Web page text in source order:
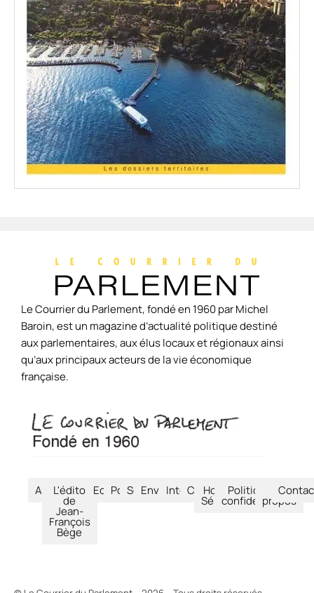
Le Courrier du Parlement, fondé en 1960 par Michel
Baroin, est un magazine d’actualité politique destiné
aux parlementaires, aux élus locaux et régionaux ainsi
qu’aux principaux acteurs de la vie économique
française.
Accueil
L'édito
de
Jean-
François
Bège
Economie
Politique
SociétéEnvironnement
International
CultureHors-
Séries
Politique de
confidentialité
À
propos